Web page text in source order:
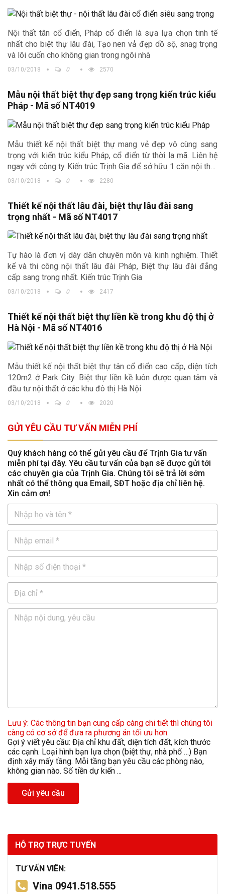
Nội thất tân cổ điển, Pháp cổ điển là sựa lựa chọn tinh tế
nhất cho biệt thự lâu đài, Tạo nen vả đẹp dồ sộ, snag trọng
và lôi cuốn cho không gian trong ngôi nhà
03/10/2018 0 2570
Mẫu nội thất biệt thự đẹp sang trọng kiến trúc kiểu
Pháp - Mã số NT4019
Mẫu thiết kế nội thất biệt thự mang vẻ đẹp vô cùng sang
trọng với kiến trúc kiểu Pháp, cổ điển từ thời la mã. Liên hệ
ngay với công ty Kiến trúc Trịnh Gia để sở hữu 1 căn nội thất
đẹp nhất
03/10/2018 0 2280
Thiết kế nội thất lâu đài, biệt thự lâu đài sang
trọng nhất - Mã số NT4017
Tự hào là đơn vị dày dăn chuyên môn và kinh nghiệm. Thiết
kế và thi công nội thất lâu đài Pháp, Biệt thự lâu đài đẳng
cấp sang trọng nhất. Kiến trúc Trịnh Gia
03/10/2018 0 2417
Thiết kế nội thất biệt thự liền kề trong khu độ thị ở
Hà Nội - Mã số NT4016
Mẫu thiết kế nội thất biệt thự tân cổ điển cao cấp, diện tích
120m2 ở Park City. Biệt thự liền kề luôn được quan tâm và
đầu tư nội thất ở các khu đô thị Hà Nội
03/10/2018 0 2020
GỬI YÊU CẦU TƯ VẤN MIỄN PHÍ
Quý khách hàng có thể gửi yêu cầu để Trịnh Gia tư vấn
miễn phí tại đây. Yêu cầu tư vấn của bạn sẽ được gửi tới
các chuyên gia của Trịnh Gia. Chúng tôi sẽ trả lời sớm
nhất có thể thông qua Email, SĐT hoặc địa chỉ liên hệ.
Xin cảm ơn!
Lưu ý: Các thông tin bạn cung cấp càng chi tiết thì chúng tôi
càng có cơ sở để đưa ra phương án tối ưu hơn.
Gợi ý viết yêu cầu: Địa chỉ khu đất, diện tích đất, kích thước
các cạnh. Loại hình bạn lựa chọn (biệt thự, nhà phố …) Bạn
định xây mấy tầng. Mỗi tầng bạn yêu cầu các phòng nào,
không gian nào. Số tiền dự kiến ...
Gửi yêu cầu
HỖ TRỢ TRỰC TUYẾN
TƯ VẤN VIÊN:
Vina 0941.518.555